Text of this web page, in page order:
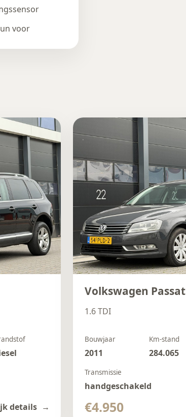
voor
details
Volkswagen Passat
1.6 TDI
Bouwjaar
2011
Km-stand
284.065
Transmissie
handgeschakeld
€4.950